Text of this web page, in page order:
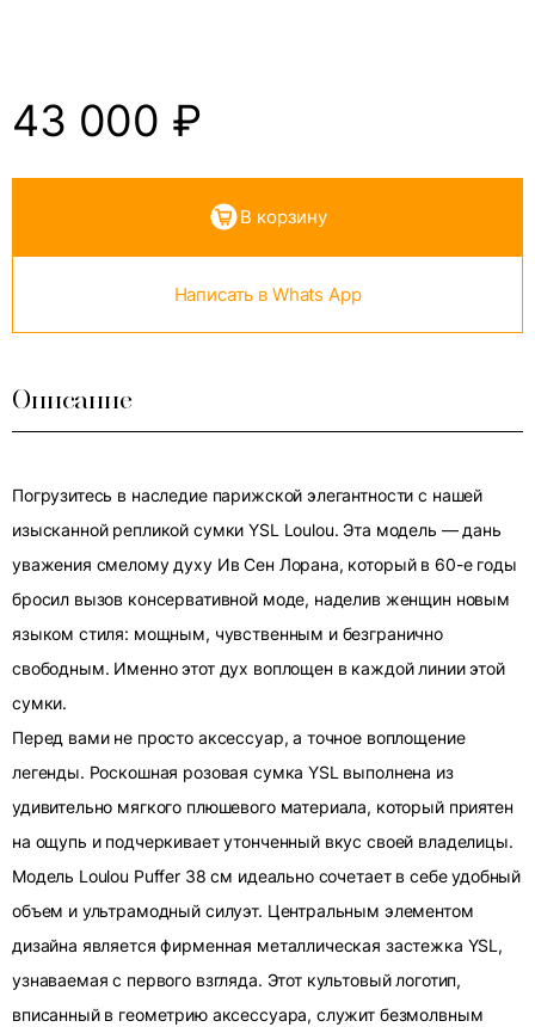
43 000 ₽
В корзину
Написать в Whats App
Описание
Погрузитесь в наследие парижской элегантности с нашей
изысканной репликой сумки YSL Loulou. Эта модель — дань
уважения смелому духу Ив Сен Лорана, который в 60-е годы
бросил вызов консервативной моде, наделив женщин новым
языком стиля: мощным, чувственным и безгранично
свободным. Именно этот дух воплощен в каждой линии этой
сумки.
Перед вами не просто аксессуар, а точное воплощение
легенды. Роскошная розовая сумка YSL выполнена из
удивительно мягкого плюшевого материала, который приятен
на ощупь и подчеркивает утонченный вкус своей владелицы.
Модель Loulou Puffer 38 см идеально сочетает в себе удобный
объем и ультрамодный силуэт. Центральным элементом
дизайна является фирменная металлическая застежка YSL,
узнаваемая с первого взгляда. Этот культовый логотип,
вписанный в геометрию аксессуара, служит безмолвным